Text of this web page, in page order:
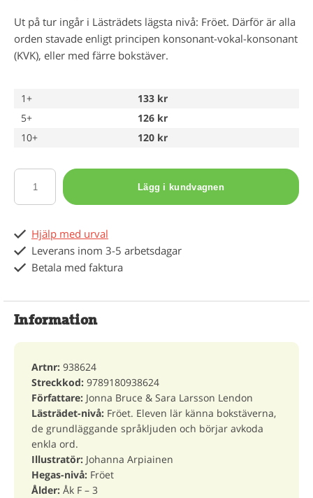
Ut på tur ingår i Lästrädets lägsta nivå: Fröet. Därför är alla
orden stavade enligt principen konsonant-vokal-konsonant
(KVK), eller med färre bokstäver.
1+
133 kr
5+
126 kr
10+
120 kr
Lägg i kundvagnen
Hjälp med urval
Leverans inom 3-5 arbetsdagar
Betala med faktura
Information
Artnr: 938624
Streckkod: 9789180938624
Författare: Jonna Bruce & Sara Larsson Lendon
Lästrädet-nivå: Fröet. Eleven lär känna bokstäverna,
de grundläggande språkljuden och börjar avkoda
enkla ord.
Illustratör: Johanna Arpiainen
Hegas-nivå: Fröet
Ålder: Åk F – 3